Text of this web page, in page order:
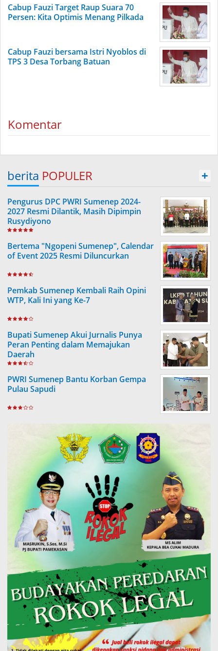
Cabup Fauzi Target Raup Suara 70
Persen: Kita Optimis Menang Pilkada
Cabup Fauzi bersama Istri Nyoblos di
TPS 3 Desa Torbang Batuan
Komentar
berita POPULER +
Pengurus DPC PWRI Sumenep 2024-
2027 Resmi Dilantik, Masih Dipimpin
Rusydiyono
Bertema "Ngopeni Sumenep", Calendar
of Event 2025 Resmi Diluncurkan
Pemkab Sumenep Kembali Raih Opini
WTP, Kali Ini yang Ke-7
Bupati Sumenep Akui Jurnalis Punya
Peran Penting dalam Memajukan
Daerah
PWRI Sumenep Bantu Korban Gempa
Pulau Sapudi